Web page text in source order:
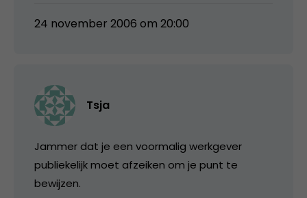
24 november 2006 om 20:00
Tsja
Jammer dat je een voormalig werkgever
publiekelijk moet afzeiken om je punt te
bewijzen.